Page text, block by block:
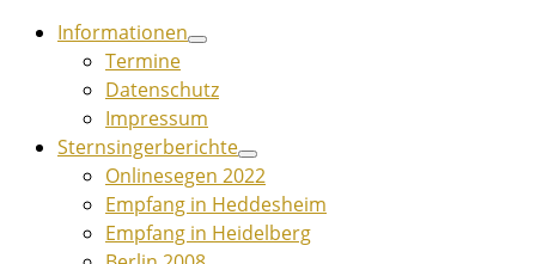
Informationen
Termine
Datenschutz
Impressum
Sternsingerberichte
Onlinesegen 2022
Empfang in Heddesheim
Empfang in Heidelberg